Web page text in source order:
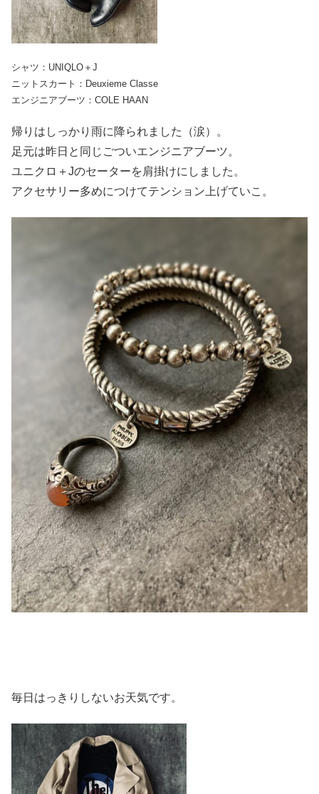
シャツ：UNIQLO＋J
ニットスカート：Deuxieme Classe
エンジニアブーツ：COLE HAAN
帰りはしっかり雨に降られました（涙）。
足元は昨日と同じごついエンジニアブーツ。
ユニクロ＋Jのセーターを肩掛けにしました。
アクセサリー多めにつけてテンション上げていこ。
毎日はっきりしないお天気です。